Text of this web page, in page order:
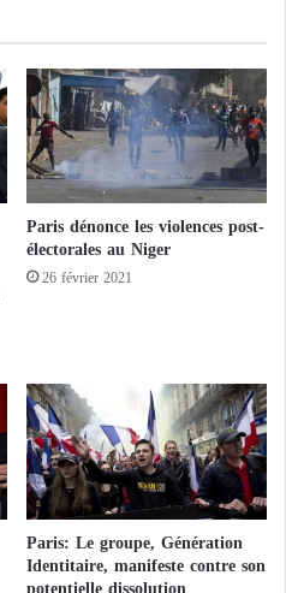
Paris dénonce les violences post-
électorales au Niger
26 février 2021
Paris: Le groupe, Génération
Identitaire, manifeste contre son